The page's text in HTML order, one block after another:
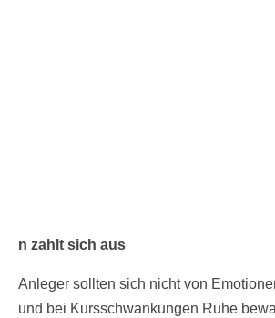
n zahlt sich aus
Anleger sollten sich nicht von
und bei Kursschwankungen Ruhe